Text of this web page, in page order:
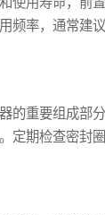
频率，通常建
的重要组成部
定期检查密封